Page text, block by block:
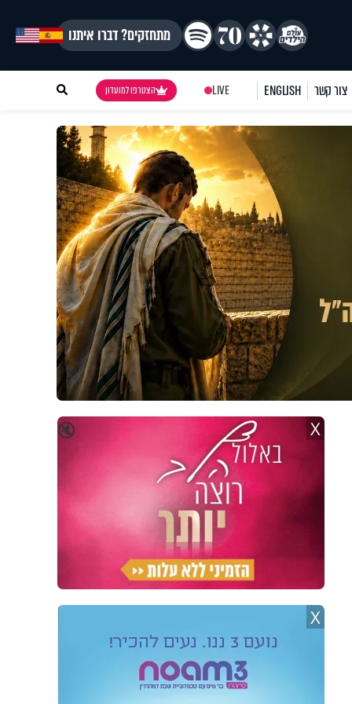
מתחזקים? דברו איתנו
צור קשר ENGLISH
LIVE הצטרפו למועדון
🔇 X
X